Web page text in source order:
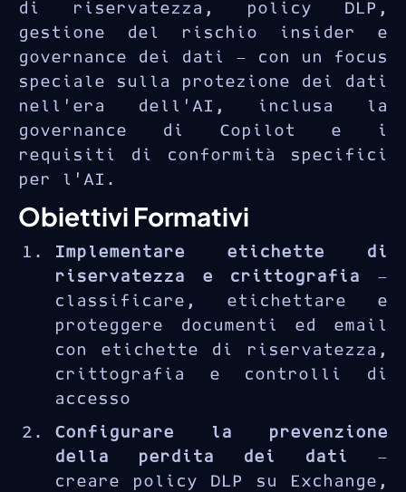
di riservatezza, policy DLP,
gestione del rischio insider e
governance dei dati — con un focus
speciale sulla protezione dei dati
nell’era dell’AI, inclusa la
governance di Copilot e i
requisiti di conformità specifici
per l’AI.
Obiettivi Formativi
Implementare etichette di
riservatezza e crittografia —
classificare, etichettare e
proteggere documenti ed email
con etichette di riservatezza,
crittografia e controlli di
accesso
Configurare la prevenzione
della perdita dei dati
—
creare policy DLP su Exchange,